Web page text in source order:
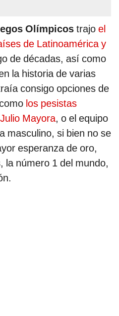
Olímpicos trajo el
de Latinoamérica y
de décadas, así como
la historia de varias
consigo opciones de
los pesistas
Mayora, o el equipo
masculino, si bien no se
esperanza de oro,
la número 1 del mundo,